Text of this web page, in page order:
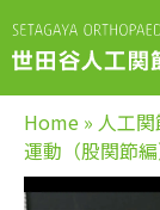
Home » 人工
運動（股関節